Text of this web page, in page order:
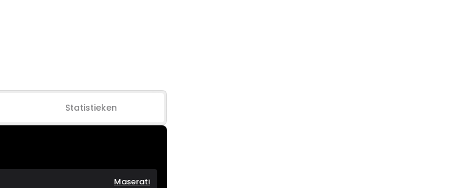
Statistieken
Maserati